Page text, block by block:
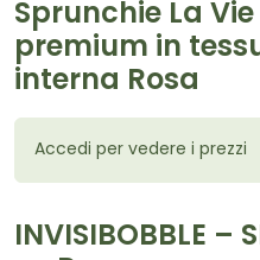
Sprunchie La
premium in
interna Rosa
Accedi per vedere i prezzi
INVISIBOBBLE –